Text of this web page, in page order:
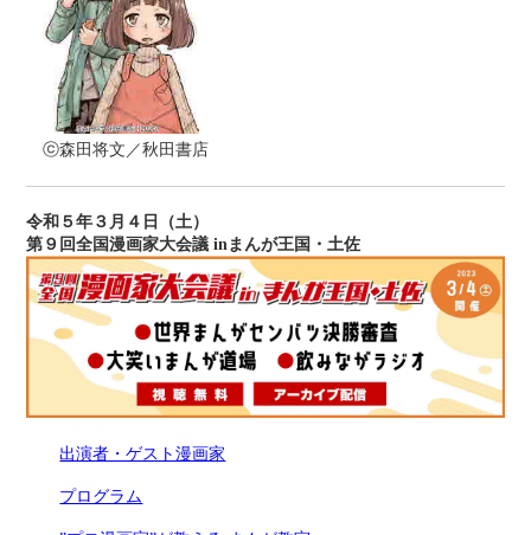
ⓒ森田将文／秋田書店
令和５年３月４日（土）
第９回全国漫画家大会議 inまんが王国・土佐
出演者・ゲスト漫画家
プログラム